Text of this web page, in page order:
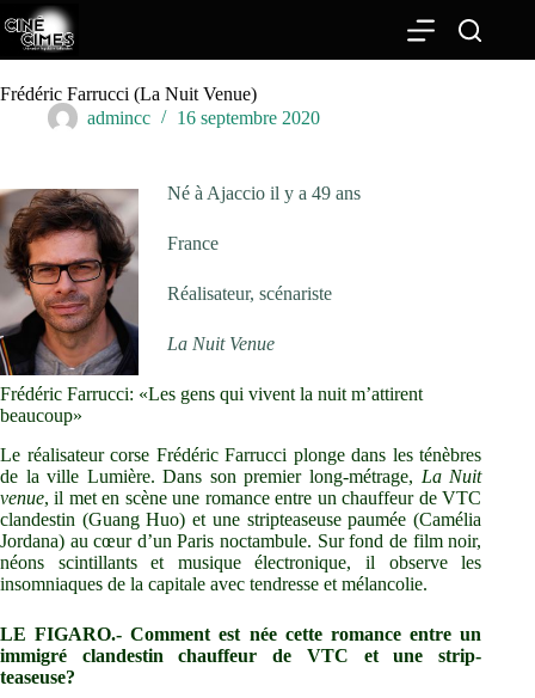
Passer
au
contenu
Frédéric Farrucci (La Nuit Venue)
admincc
16 septembre 2020
Né à Ajaccio il y a 49 ans
France
Réalisateur, scénariste
La Nuit Venue
Frédéric Farrucci: «Les gens qui vivent la nuit m’attirent
beaucoup»
Le réalisateur corse Frédéric Farrucci plonge dans les ténèbres
de la ville Lumière. Dans son premier long-métrage, La Nuit
venue, il met en scène une romance entre un chauffeur de VTC
clandestin (Guang Huo) et une stripteaseuse paumée (Camélia
Jordana) au cœur d’un Paris noctambule. Sur fond de film noir,
néons scintillants et musique électronique, il observe les
insomniaques de la capitale avec tendresse et mélancolie.
LE FIGARO.- Comment est née cette romance entre un
immigré clandestin chauffeur de VTC et une strip-
teaseuse?